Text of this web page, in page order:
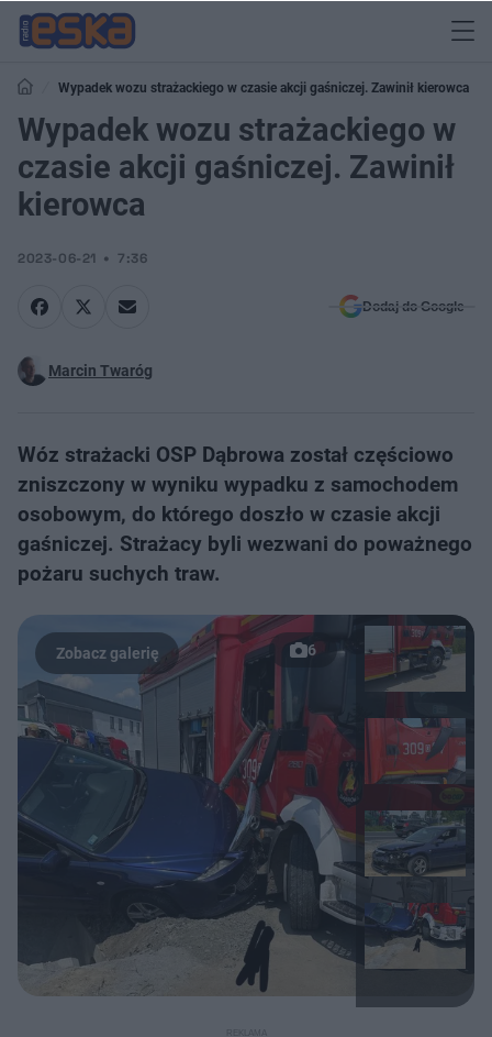
Wypadek wozu strażackiego w czasie akcji gaśniczej. Zawinił kierowca
Wypadek wozu strażackiego w
czasie akcji gaśniczej. Zawinił
kierowca
2023-06-21 7:36
Dodaj do Google
Marcin Twaróg
Wóz strażacki OSP Dąbrowa został częściowo
zniszczony w wyniku wypadku z samochodem
osobowym, do którego doszło w czasie akcji
gaśniczej. Strażacy byli wezwani do poważnego
pożaru suchych traw.
6